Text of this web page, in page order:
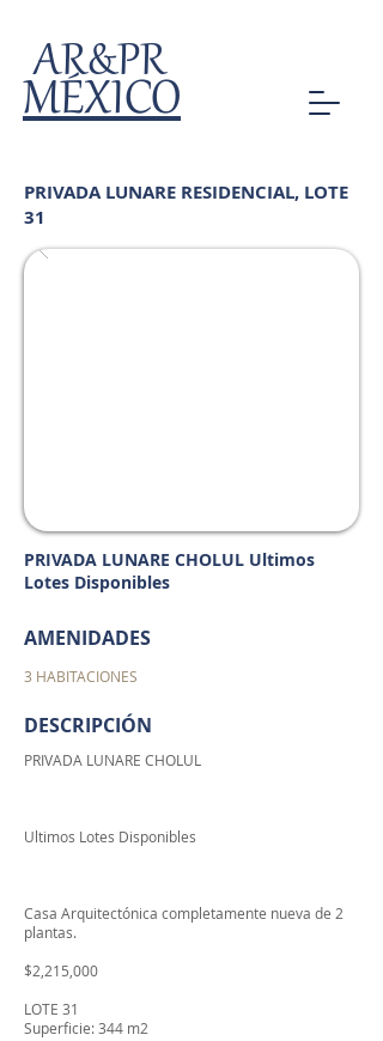
MÉXICO
AR&PR
PRIVADA LUNARE RESIDENCIAL, LOTE
31
PRIVADA LUNARE CHOLUL Ultimos
Lotes Disponibles
AMENIDADES
3 HABITACIONES
DESCRIPCIÓN
PRIVADA LUNARE CHOLUL
Ultimos Lotes Disponibles
Casa Arquitectónica completamente nueva de 2
plantas.
$2,215,000
LOTE 31
Superficie: 344 m2